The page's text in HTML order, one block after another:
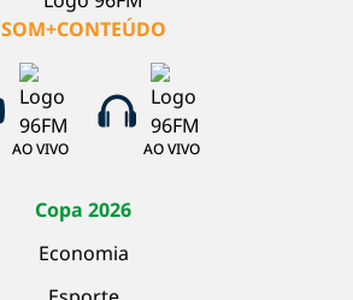
SOM+CONTEÚDO
AO VIVO AO VIVO
Copa 2026
Economia